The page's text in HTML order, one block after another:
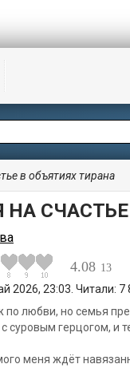
в объятиях тирана
НА
4.08 13
2026, 23:03. Читали: 7
любви, но семья
суровым герцогом, и
меня ждёт